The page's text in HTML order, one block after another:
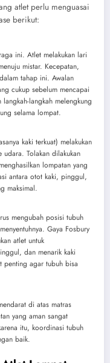
atlet perlu menguasai
berikut:
ini. Atlet melakukan lari
mistar. Kecepatan,
tahap ini. Awalan
cukup sebelum mencapai
langkah melengkung
selama lompat.
kaki terkuat) melakukan
Tolakan dilakukan
lompatan yang
antara otot kaki, pinggul,
maksimal.
mengubah posisi tubuh
Gaya Fosbury
atlet untuk
dan menarik kaki
penting agar tubuh bisa
di atas matras
yang aman sangat
itu, koordinasi tubuh
baik.